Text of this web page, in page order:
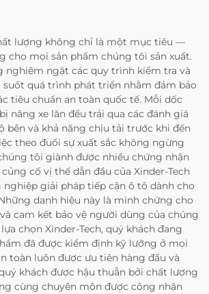
lượng không chỉ là một mục tiêu —
cho mọi sản phẩm chúng tôi sản xuất.
nghiêm ngặt các quy trình kiểm tra và
quá trình phát triển nhằm đảm bảo
tiêu chuẩn an toàn quốc tế. Mỗi dốc
nâng xe lăn đều trải qua các đánh giá
bền và khả năng chịu tải trước khi đến
theo đuổi sự xuất sắc không ngừng
tôi giành được nhiều chứng nhận
cố vị thế dẫn đầu của Xinder-Tech
giải pháp tiếp cận ô tô dành cho
danh hiệu này là minh chứng cho
cam kết bảo vệ người dùng của chúng
chọn Xinder-Tech, quý khách đang
đã được kiểm định kỹ lưỡng ở mọi
toàn luôn được ưu tiên hàng đầu và
khách được hậu thuẫn bởi chất lượng
cùng chuyên môn được công nhận